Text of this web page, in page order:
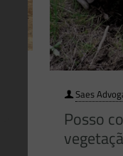
Saes
Posso